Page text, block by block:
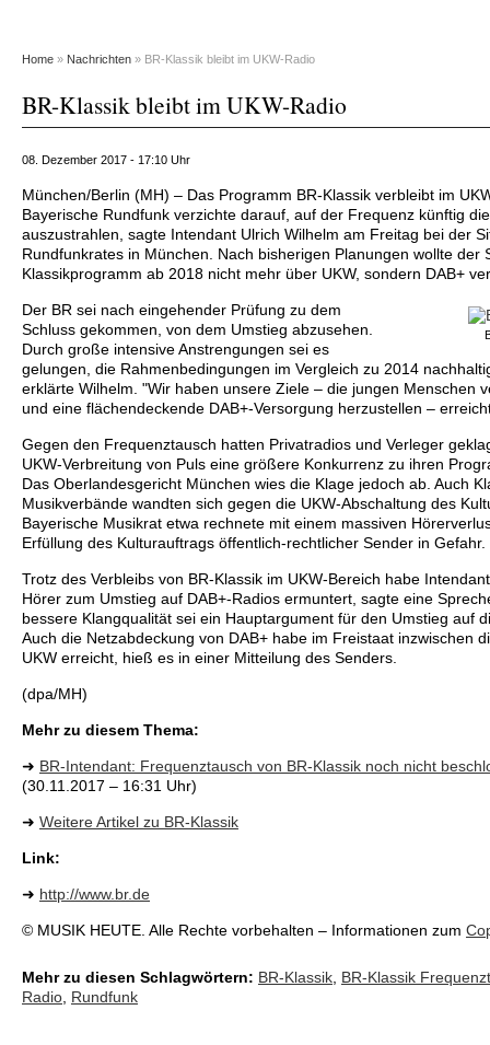
Home » Nachrichten » BR-Klassik bleibt im UKW-Radio
BR-Klassik bleibt im UKW-Radio
08. Dezember 2017 - 17:10 Uhr
München/Berlin (MH) – Das Programm BR-Klassik verbleibt im
Bayerische Rundfunk verzichte darauf, auf der Frequenz künftig
auszustrahlen, sagte Intendant Ulrich Wilhelm am Freitag bei der
Rundfunkrates in München. Nach bisherigen Planungen wollte der
Klassikprogramm ab 2018 nicht mehr über UKW, sondern DAB+
Der BR sei nach eingehender Prüfung zu dem
Schluss gekommen, von dem Umstieg abzusehen.
Durch große intensive Anstrengungen sei es
gelungen, die Rahmenbedingungen im Vergleich zu 2014
erklärte Wilhelm. "Wir haben unsere Ziele – die jungen Menschen
und eine flächendeckende DAB+-Versorgung herzustellen –
Gegen den Frequenztausch hatten Privatradios und Verleger
UKW-Verbreitung von Puls eine größere Konkurrenz zu ihren
Das Oberlandesgericht München wies die Klage jedoch ab. Auch
Musikverbände wandten sich gegen die UKW-Abschaltung des
Bayerische Musikrat etwa rechnete mit einem massiven
Erfüllung des Kulturauftrags öffentlich-rechtlicher Sender in Gefahr.
Trotz des Verbleibs von BR-Klassik im UKW-Bereich habe
Hörer zum Umstieg auf DAB+-Radios ermuntert, sagte eine
bessere Klangqualität sei ein Hauptargument für den Umstieg auf
Auch die Netzabdeckung von DAB+ habe im Freistaat inzwischen
UKW erreicht, hieß es in einer Mitteilung des Senders.
(dpa/MH)
Mehr zu diesem Thema:
➜ BR-Intendant: Frequenztausch von BR-Klassik noch nicht
(30.11.2017 – 16:31 Uhr)
➜ Weitere Artikel zu BR-Klassik
Link:
➜ http://www.br.de
© MUSIK HEUTE. Alle Rechte vorbehalten – Informationen zum
Mehr zu diesen Schlagwörtern: BR-Klassik, BR-Klassik
Radio, Rundfunk